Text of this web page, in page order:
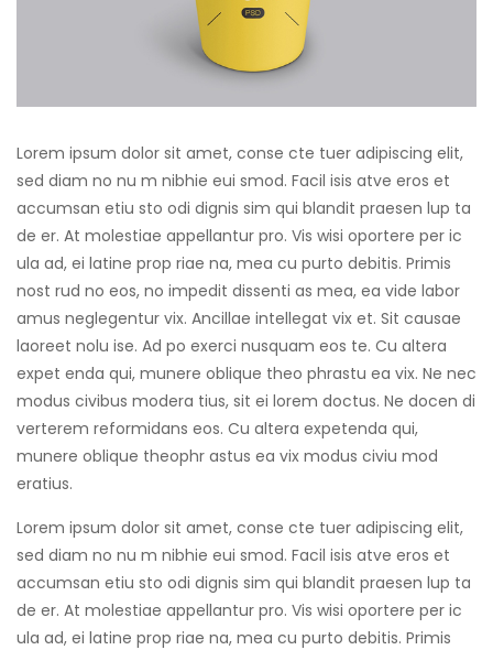
Lorem ipsum dolor sit amet, conse cte tuer adipiscing elit,
sed diam no nu m nibhie eui smod. Facil isis atve eros et
accumsan etiu sto odi dignis sim qui blandit praesen lup ta
de er. At molestiae appellantur pro. Vis wisi oportere per ic
ula ad, ei latine prop riae na, mea cu purto debitis. Primis
nost rud no eos, no impedit dissenti as mea, ea vide labor
amus neglegentur vix. Ancillae intellegat vix et. Sit causae
laoreet nolu ise. Ad po exerci nusquam eos te. Cu altera
expet enda qui, munere oblique theo phrastu ea vix. Ne nec
modus civibus modera tius, sit ei lorem doctus. Ne docen di
verterem reformidans eos. Cu altera expetenda qui,
munere oblique theophr astus ea vix modus civiu mod
eratius.
Lorem ipsum dolor sit amet, conse cte tuer adipiscing elit,
sed diam no nu m nibhie eui smod. Facil isis atve eros et
accumsan etiu sto odi dignis sim qui blandit praesen lup ta
de er. At molestiae appellantur pro. Vis wisi oportere per ic
ula ad, ei latine prop riae na, mea cu purto debitis. Primis